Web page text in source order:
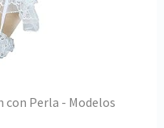
con Perla - Modelos